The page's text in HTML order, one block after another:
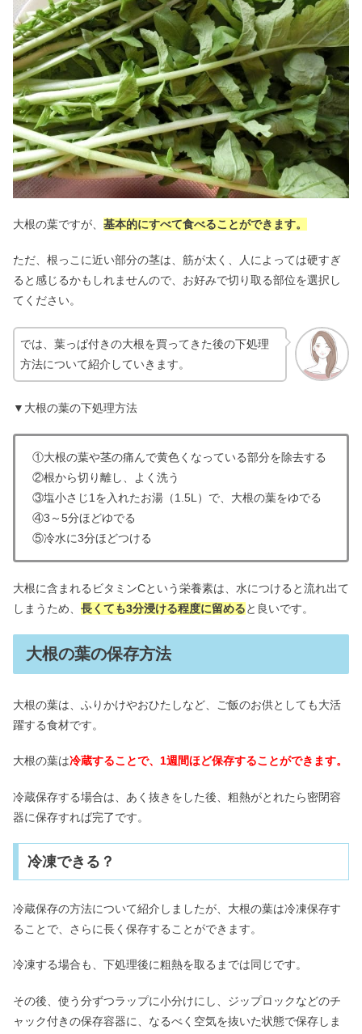
大根の葉ですが、 基本的にすべて食べることができます。
ただ、根っこに近い部分の茎は、筋が太く、人によっては硬すぎ
ると感じるかもしれませんので、お好みで切り取る部位を選択し
てください。
では、葉っぱ付きの大根を買ってきた後の下処理
方法について紹介していきます。
▼大根の葉の下処理方法
①大根の葉や茎の痛んで黄色くなっている部分を除去する
②根から切り離し、よく洗う
③塩小さじ1を入れたお湯（1.5L）で、大根の葉をゆでる
④3～5分ほどゆでる
⑤冷水に3分ほどつける
大根に含まれるビタミンCという栄養素は、水につけると流れ出て
しまうため、 長くても3分浸ける程度に留めると良いです。
大根の葉の保存方法
大根の葉は、ふりかけやおひたしなど、ご飯のお供としても大活
躍する食材です。
大根の葉は冷蔵することで、1週間ほど保存することができます。
冷蔵保存する場合は、あく抜きをした後、粗熱がとれたら密閉容
器に保存すれば完了です。
冷凍できる？
冷蔵保存の方法について紹介しましたが、大根の葉は冷凍保存す
ることで、さらに長く保存することができます。
冷凍する場合も、下処理後に粗熱を取るまでは同じです。
その後、使う分ずつラップに小分けにし、ジップロックなどのチ
ャック付きの保存容器に、なるべく空気を抜いた状態で保存しま